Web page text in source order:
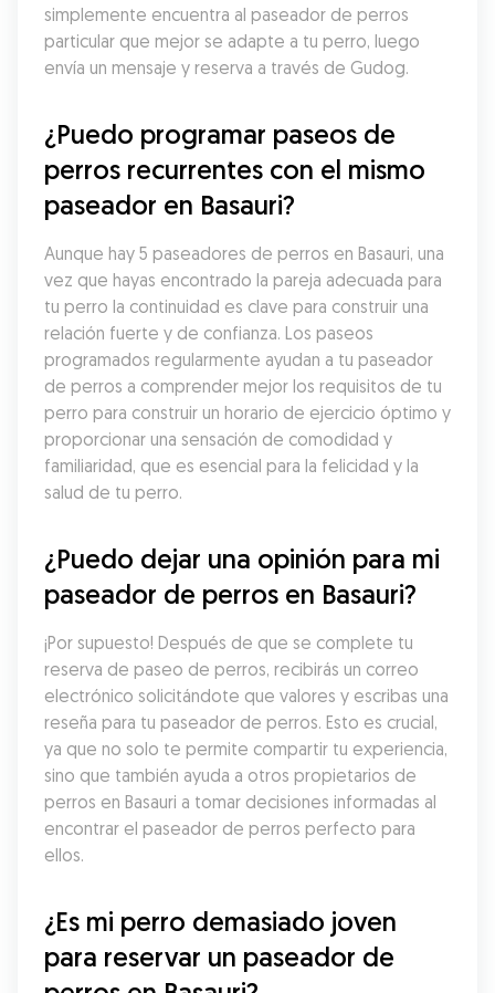
simplemente encuentra al paseador de perros
particular que mejor se adapte a tu perro, luego
envía un mensaje y reserva a través de Gudog.
¿Puedo programar paseos de
perros recurrentes con el mismo
paseador en Basauri?
Aunque hay 5 paseadores de perros en Basauri, una
vez que hayas encontrado la pareja adecuada para
tu perro la continuidad es clave para construir una
relación fuerte y de confianza. Los paseos
programados regularmente ayudan a tu paseador
de perros a comprender mejor los requisitos de tu
perro para construir un horario de ejercicio óptimo y
proporcionar una sensación de comodidad y
familiaridad, que es esencial para la felicidad y la
salud de tu perro.
¿Puedo dejar una opinión para mi
paseador de perros en Basauri?
¡Por supuesto! Después de que se complete tu
reserva de paseo de perros, recibirás un correo
electrónico solicitándote que valores y escribas una
reseña para tu paseador de perros. Esto es crucial,
ya que no solo te permite compartir tu experiencia,
sino que también ayuda a otros propietarios de
perros en Basauri a tomar decisiones informadas al
encontrar el paseador de perros perfecto para
ellos.
¿Es mi perro demasiado joven
para reservar un paseador de